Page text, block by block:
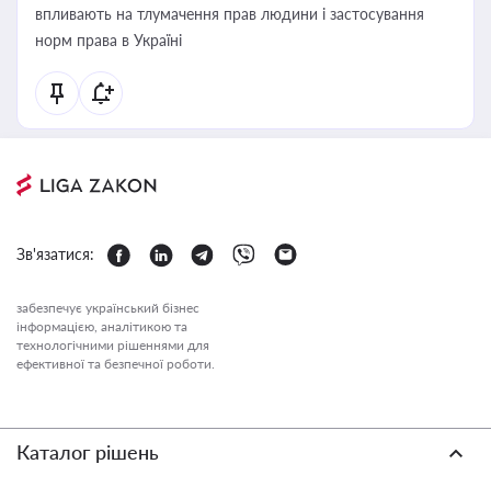
впливають на тлумачення прав людини і застосування
норм права в Україні
Зв'язатися:
забезпечує український бізнес
інформацією, аналітикою та
технологічними рішеннями для
ефективної та безпечної роботи.
Каталог рішень